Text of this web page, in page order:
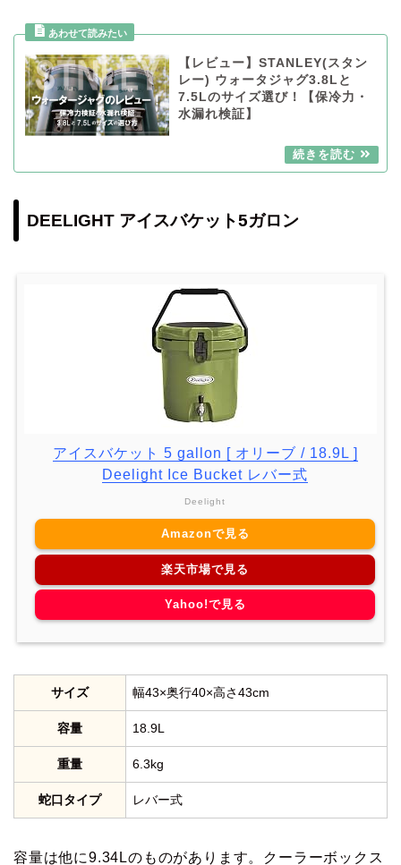
【レビュー】STANLEY(スタン
レー) ウォータジャグ3.8Lと
7.5Lのサイズ選び！【保冷力・
水漏れ検証】
DEELIGHT アイスバケット5ガロン
アイスバケット 5 gallon [ オリーブ / 18.9L ]
Deelight Ice Bucket レバー式
Deelight
Amazonで見る
楽天市場で見る
Yahoo!で見る
サイズ 幅43×奥行40×高さ43cm
容量 18.9L
重量 6.3kg
蛇口タイプ レバー式
容量は他に9.34Lのものがあります。クーラーボックス